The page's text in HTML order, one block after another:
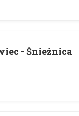
- Śnieżnica